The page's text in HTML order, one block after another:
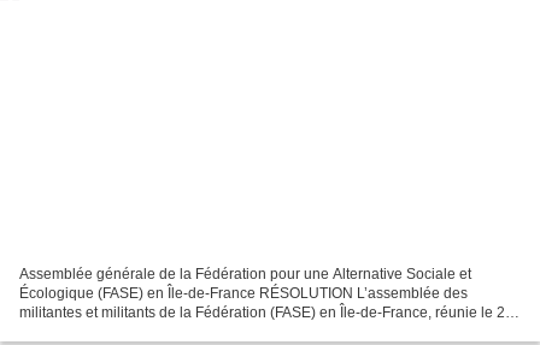
Assemblée générale de la Fédération pour une Alternative Sociale et
Écologique (FASE) en Île-de-France RÉSOLUTION L’assemblée des
militantes et militants de la Fédération (FASE) en Île-de-France, réunie le 21